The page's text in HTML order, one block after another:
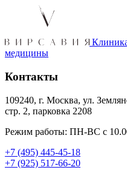
медицины
Контакты
109240, г. Москва, ул.
стр. 2, парковка 2208
Режим работы: ПН-ВС с
+7 (495) 445-45-18
+7 (925) 517-66-20